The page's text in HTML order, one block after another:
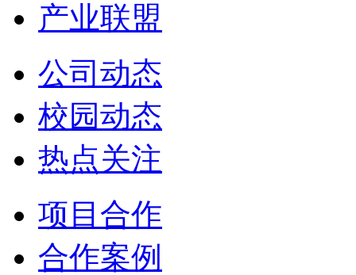
产业联盟
公司动态
校园动态
热点关注
项目合作
合作案例